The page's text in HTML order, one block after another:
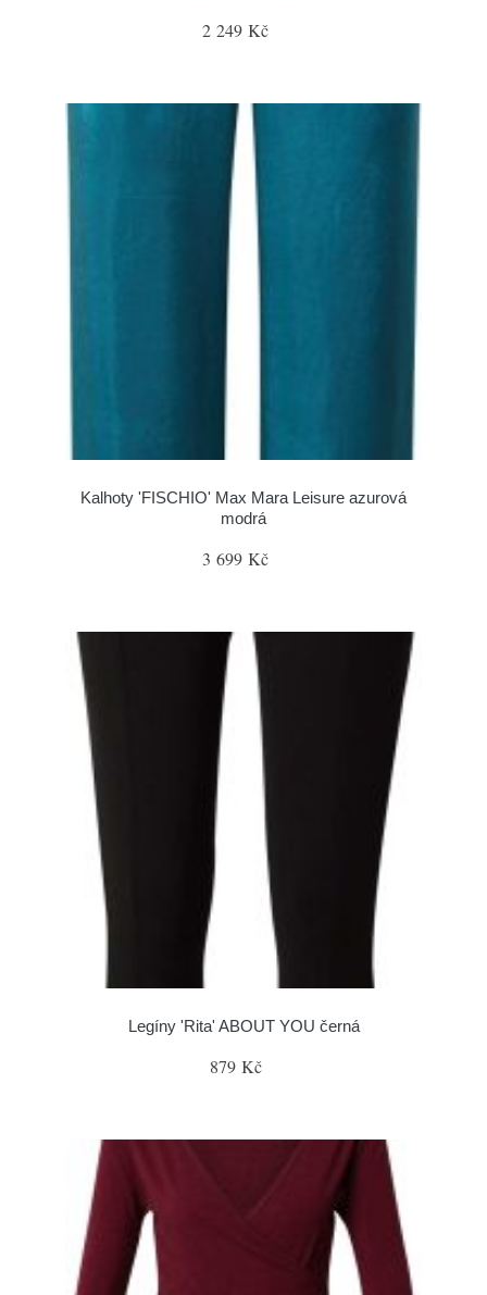
2 249 Kč
Kalhoty 'FISCHIO' Max Mara Leisure azurová
modrá
3 699 Kč
Legíny 'Rita' ABOUT YOU černá
879 Kč